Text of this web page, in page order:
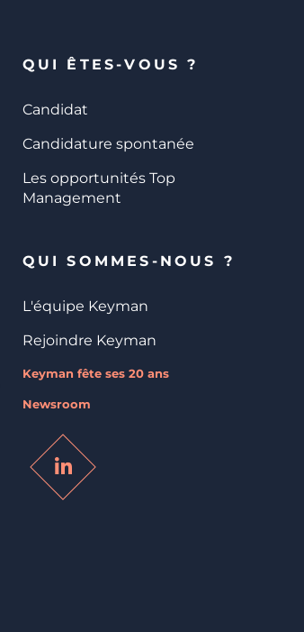
QUI ÊTES-VOUS ?
Candidat
Candidature spontanée
Les opportunités Top
Management
QUI SOMMES-NOUS ?
L'équipe Keyman
Rejoindre Keyman
Keyman fête ses 20 ans
Newsroom